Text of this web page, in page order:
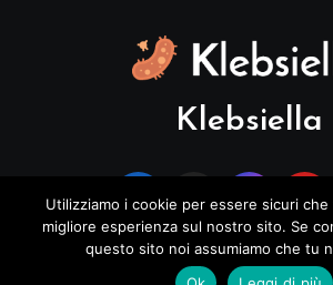
Klebsiella
Utilizziamo i cookie per essere sicuri
migliore esperienza sul nostro sito. Se
questo sito noi assumiamo che tu